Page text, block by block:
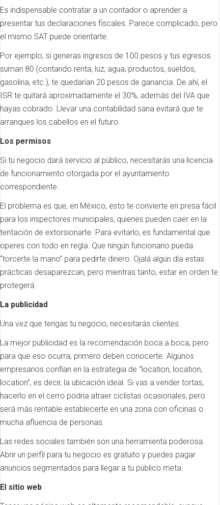
Es indispensable contratar a un contador o aprender a
presentar tus declaraciones fiscales. Parece complicado, pero
el mismo SAT puede orientarte.
Por ejemplo, si generas ingresos de 100 pesos y tus egresos
suman 80 (contando renta, luz, agua, productos, sueldos,
gasolina, etc.), te quedarían 20 pesos de ganancia. De ahí, el
ISR te quitará aproximadamente el 30%, además del IVA que
hayas cobrado. Llevar una contabilidad sana evitará que te
arranques los cabellos en el futuro.
Los permisos
Si tu negocio dará servicio al público, necesitarás una licencia
de funcionamiento otorgada por el ayuntamiento
correspondiente.
El problema es que, en México, esto te convierte en presa fácil
para los inspectores municipales, quienes pueden caer en la
tentación de extorsionarte. Para evitarlo, es fundamental que
operes con todo en regla. Que ningún funcionario pueda
“torcerte la mano” para pedirte dinero. Ojalá algún día estas
prácticas desaparezcan, pero mientras tanto, estar en orden te
protegerá.
La publicidad
Una vez que tengas tu negocio, necesitarás clientes.
La mejor publicidad es la recomendación boca a boca, pero
para que eso ocurra, primero deben conocerte. Algunos
empresarios confían en la estrategia de “location, location,
location”, es decir, la ubicación ideal. Si vas a vender tortas,
hacerlo en el cerro podría atraer ciclistas ocasionales, pero
será más rentable establecerte en una zona con oficinas o
mucha afluencia de personas.
Las redes sociales también son una herramienta poderosa.
Abrir un perfil para tu negocio es gratuito y puedes pagar
anuncios segmentados para llegar a tu público meta.
El sitio web